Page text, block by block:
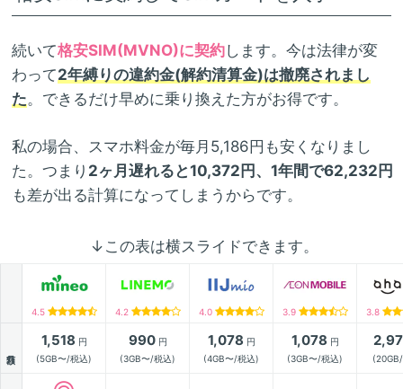
続いて格安SIM(MVNO)に契約します。今は法律が変
わって2年縛りの違約金(解約清算金)は撤廃されまし
た。できるだけ早めに乗り換えた方がお得です。
私の場合、スマホ料金が毎月5,186円も安くなりまし
た。つまり 2ヶ月遅れると10,372円、1年間で62,232円
も差が出る計算になってしまうからです。
↓この表は横スライドできます。
4.5 4.2 4.0 3.9 3.8
1,518 円
(5GB〜/税込)
990円
(3GB〜/税込)
1,078 円
(4GB〜/税込)
1,078 円
(3GB〜/税込)